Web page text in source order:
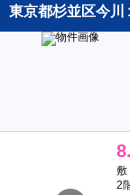
東京都杉並区今川
敷
2